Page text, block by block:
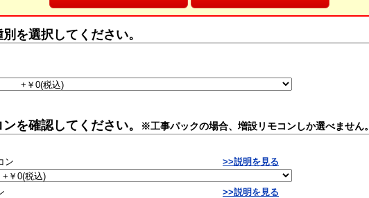
を選択してください。
ンを確認してください。 ※工事パックの場合、増設リモコンしか選べません。
ン >>説明を見る
>>説明を見る